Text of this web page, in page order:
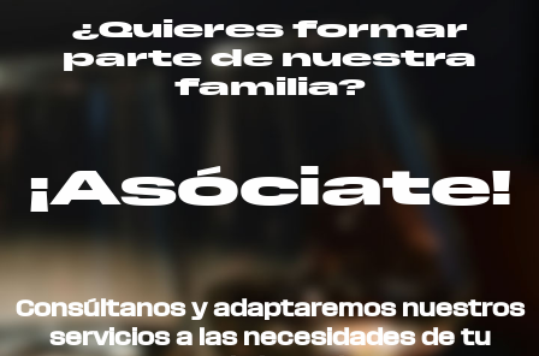
¿Quieres formar
parte de nuestra
familia?
¡Asóciate!
Consúltanos y adaptaremos nuestros
servicios a las necesidades de tu